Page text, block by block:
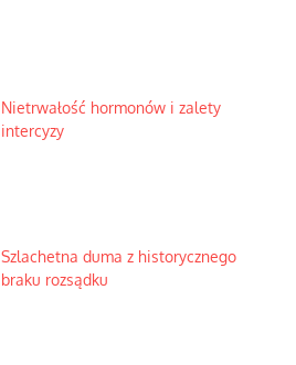
Nietrwałość hormonów i zalety
intercyzy
Szlachetna duma z historycznego
braku rozsądku